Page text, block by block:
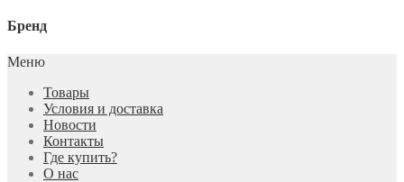
Бренд
Меню
Товары
Условия и доставка
Новости
Контакты
Где купить?
О нас